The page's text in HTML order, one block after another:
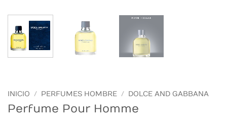
INICIO / PERFUMES HOMBRE / DOLCE AND GABBANA
Perfume Pour Homme